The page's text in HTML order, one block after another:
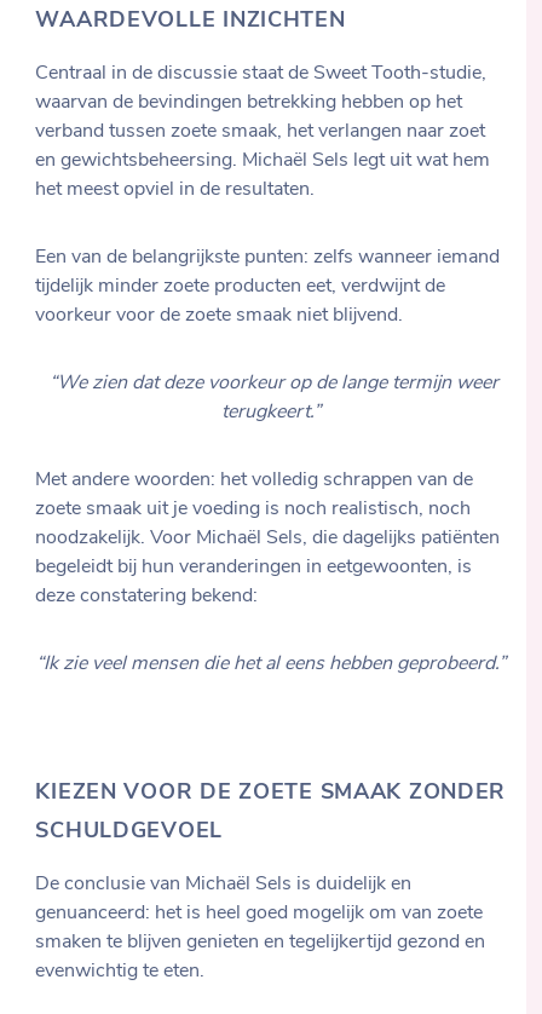
WAARDEVOLLE INZICHTEN
Centraal in de discussie staat de Sweet Tooth-studie,
waarvan de bevindingen betrekking hebben op het
verband tussen zoete smaak, het verlangen naar zoet
en gewichtsbeheersing. Michaël Sels legt uit wat hem
het meest opviel in de resultaten.
Een van de belangrijkste punten: zelfs wanneer iemand
tijdelijk minder zoete producten eet, verdwijnt de
voorkeur voor de zoete smaak niet blijvend.
“We zien dat deze voorkeur op de lange termijn weer
terugkeert.”
Met andere woorden: het volledig schrappen van de
zoete smaak uit je voeding is noch realistisch, noch
noodzakelijk. Voor Michaël Sels, die dagelijks patiënten
begeleidt bij hun veranderingen in eetgewoonten, is
deze constatering bekend:
“Ik zie veel mensen die het al eens hebben geprobeerd.”
KIEZEN VOOR DE ZOETE SMAAK ZONDER
SCHULDGEVOEL
De conclusie van Michaël Sels is duidelijk en
genuanceerd: het is heel goed mogelijk om van zoete
smaken te blijven genieten en tegelijkertijd gezond en
evenwichtig te eten.